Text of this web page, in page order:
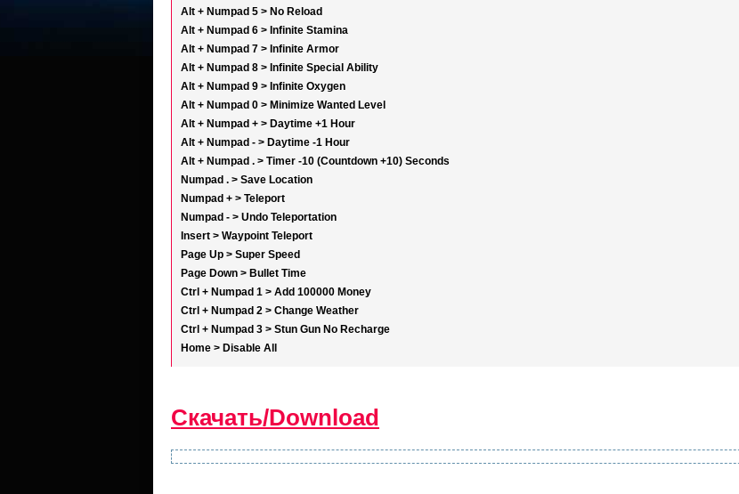
Alt + Numpad 5 > No Reload
Alt + Numpad 6 > Infinite Stamina
Alt + Numpad 7 > Infinite Armor
Alt + Numpad 8 > Infinite Special Ability
Alt + Numpad 9 > Infinite Oxygen
Alt + Numpad 0 > Minimize Wanted Level
Alt + Numpad + > Daytime +1 Hour
Alt + Numpad - > Daytime -1 Hour
Alt + Numpad . > Timer -10 (Countdown +10) Seconds
Numpad . > Save Location
Numpad + > Teleport
Numpad - > Undo Teleportation
Insert > Waypoint Teleport
Page Up > Super Speed
Page Down > Bullet Time
Ctrl + Numpad 1 > Add 100000 Money
Ctrl + Numpad 2 > Change Weather
Ctrl + Numpad 3 > Stun Gun No Recharge
Home > Disable All
Скачать/Download